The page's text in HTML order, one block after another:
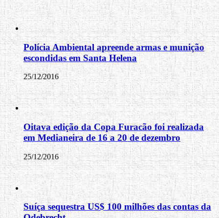
Polícia Ambiental apreende armas e munição
escondidas em Santa Helena
25/12/2016
Oitava edição da Copa Furacão foi realizada
em Medianeira de 16 a 20 de dezembro
25/12/2016
Suíça sequestra US$ 100 milhões das contas da